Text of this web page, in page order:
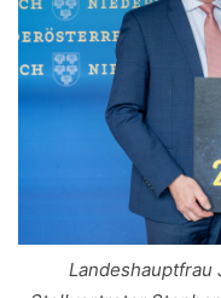
Landeshauptfrau